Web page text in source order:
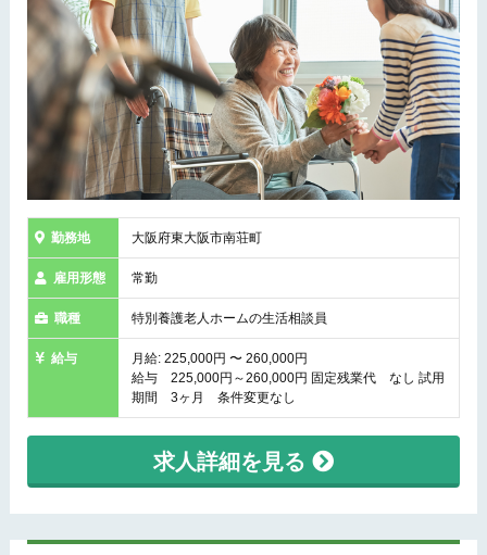
勤務地 大阪府東大阪市南荘町
雇用形態 常勤
職種 特別養護老人ホームの生活相談員
給与
月給: 225,000円 〜 260,000円
給与 225,000円～260,000円 固定残業代 なし 試用
期間 3ヶ月 条件変更なし
求人詳細を見る